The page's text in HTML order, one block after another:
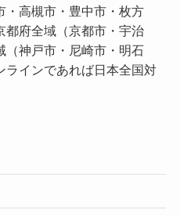
・高槻市・豊中市・枚方
都府全域（京都市・宇治
（神戸市・尼崎市・明石
ラインであれば日本全国対